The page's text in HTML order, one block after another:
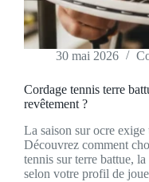
30 mai 2026
Cordage tennis terre
revêtement ?
La saison sur ocre exige
Découvrez comment
tennis sur terre battue,
selon votre profil de